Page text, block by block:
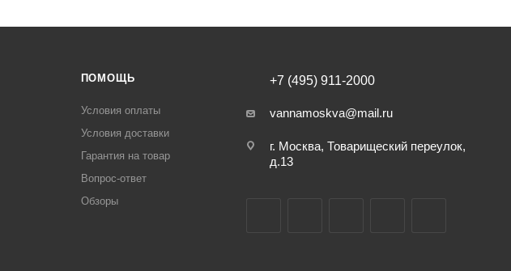
ПОМОЩЬ
Условия оплаты
Условия доставки
Гарантия на товар
Вопрос-ответ
Обзоры
+7 (495) 911-2000
vannamoskva@mail.ru
г. Москва, Товарищеский переулок,
д.13